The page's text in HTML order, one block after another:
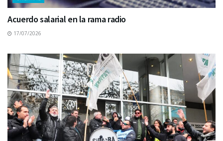
Acuerdo salarial en la rama radio
17/07/2026